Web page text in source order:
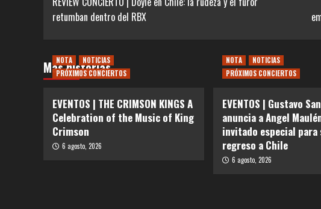
de
entradas
retumban dentro del RBX
Más historias
NOTA
NOTICIAS
PRÓXIMOS CONCIERTOS
EVENTOS | THE CRIMSON KINGS A
Celebration of the Music of King
Crimson
6 agosto, 2026
NOTA
NOTICIAS
PRÓXIMOS CONCIERTOS
EVENTOS | Gustavo
anuncia a Angel
invitado especial para
regreso a Chile
6 agosto, 2026